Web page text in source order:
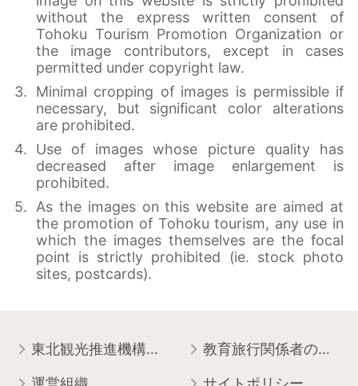
without the express written consent of
Tohoku Tourism Promotion Organization or
the image contributors, except in cases
permitted under copyright law.
Minimal cropping of images is permissible if
necessary, but significant color alterations
are prohibited.
Use of images whose picture quality has
decreased after image enlargement is
prohibited.
As the images on this website are aimed at
the promotion of Tohoku tourism, any use in
which the images themselves are the focal
point is strictly prohibited (ie. stock photo
sites, postcards).
東北観光推進機構について 教育旅行関係者の皆様へ